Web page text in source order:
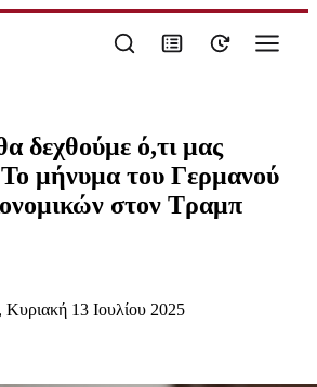
δεχθούμε ό,τι μας
Το μήνυμα του Γερμανού
στον Τραμπ
Κυριακή 13 Ιουλίου 2025